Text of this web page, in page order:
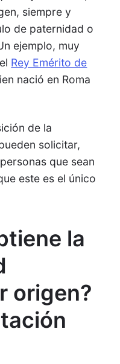
siempre y
de paternidad o
ejemplo, muy
Rey Emérito de
nació en Roma
de la
solicitar,
que sean
este es el único
la
origen?